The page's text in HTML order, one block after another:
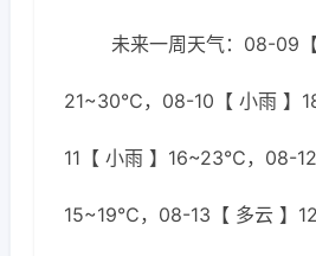
未来一周天气：08-09【
21~30℃，08-10【 小雨 】
11【 小雨 】16~23℃，08-12
15~19℃，08-13【 多云 】